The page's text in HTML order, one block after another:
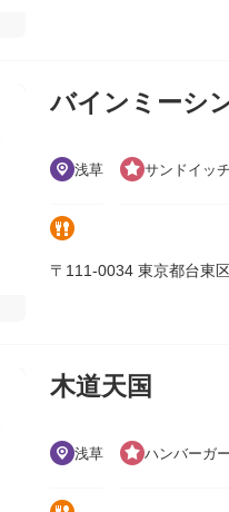
バインミーシ
浅草 サンドイッ
〒111-0034 東京都台東
木道天国
浅草 ハンバーガー